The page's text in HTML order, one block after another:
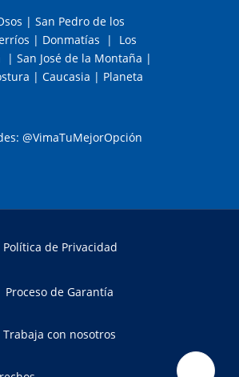
| San Pedro de los
| Donmatías | Los
| San José de la Montaña |
| Caucasia | Planeta
@VimaTuMejorOpción
Política de Privacidad
Proceso de Garantía
Trabaja con nosotros